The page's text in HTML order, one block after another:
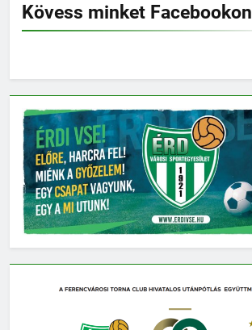
Kövess minket Facebookon